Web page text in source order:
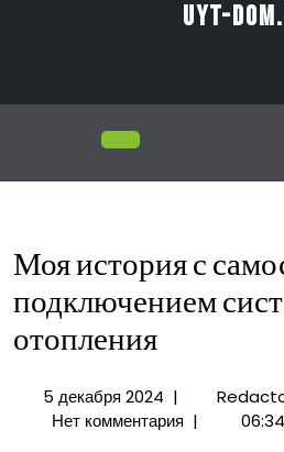
uyt-
Моя история с
подключением
отопления
5 декабря 20245
декабря
|
Нет комментария | 06:34